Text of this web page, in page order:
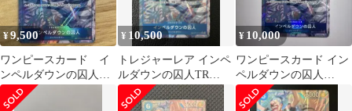
¥9,500
ワンピースカード イ
ンペルダウンの囚人
042 パラレル 決戦の
刻 TR
¥ 10,500
トレジャーレア インペ
ルダウンの囚人TR
OP16-042 決戦の刻
¥ 10,000
ワンピースカード イン
ペルダウンの囚人
OP16-042 トレジャーレ
ア